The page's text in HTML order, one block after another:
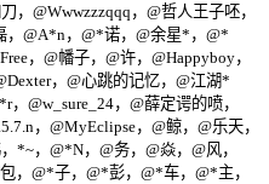
，@Wwwzzzqqq，@哲人王子呸，
，@A*n，@*诺，@余星*，@*
，@幡子，@许，@Happyboy，
，@心跳的记忆，@江湖*
@w_sure_24，@薛定谔的喷，
，@MyEclipse，@鲸，@乐天，
*~，@*N，@务，@焱，@风，
，@*子，@*彭，@*车，@*主，